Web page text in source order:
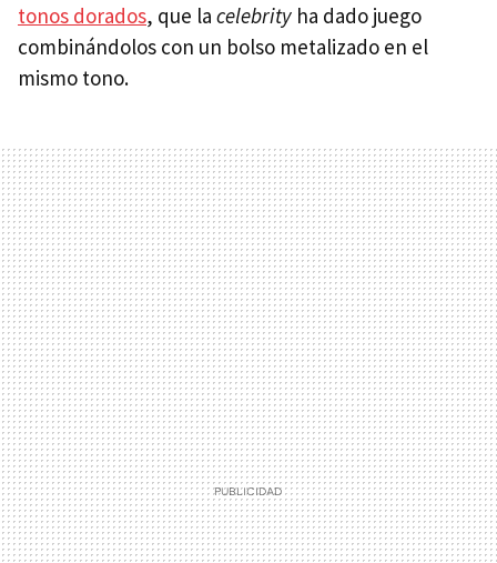
tonos dorados, que la celebrity ha dado juego
combinándolos con un bolso metalizado en el
mismo tono.